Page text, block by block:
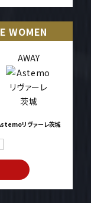
WOMEN
AWAY
リヴァーレ茨城